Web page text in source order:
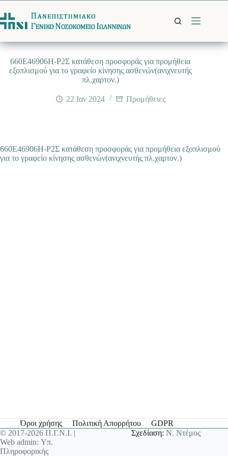
στο
περιεχόμενο
660Ε46906Η-Ρ2Σ κατάθεση προσφοράς για προμήθεια
εξοπλισμού για το γραφείο κίνησης ασθενών(ανιχνευτής
πλ.χαρτον.)
22 Ιαν 2024 Προμήθειες
660Ε46906Η-Ρ2Σ κατάθεση προσφοράς για προμήθεια εξοπλισμού
για το γραφείο κίνησης ασθενών(ανιχνευτής πλ.χαρτον.)
Όροι χρήσης Πολιτική Απορρήτου
GDPR
© 2017-2026 Π.Γ.Ν.Ι. |
Web admin: Υπ.
Πληροφορικής
Σχεδίαση:Ν. Ντέμος